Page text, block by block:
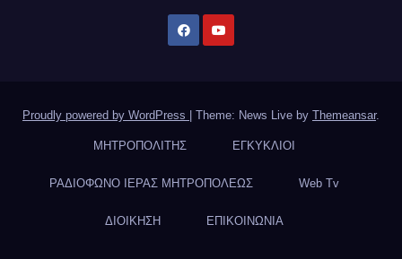
Proudly powered by WordPress Theme: News Live by Themeansar.
ΜΗΤΡΟΠΟΛΙΤΗΣ ΕΓΚΥΚΛΙΟΙ
ΡΑΔΙΟΦΩΝΟ ΙΕΡΑΣ ΜΗΤΡΟΠΟΛΕΩΣ Web Tv
ΔΙΟΙΚΗΣΗ ΕΠΙΚΟΙΝΩΝΙΑ